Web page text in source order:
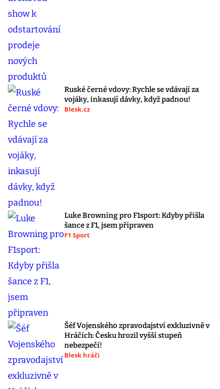
Ruské černé vdovy: Rychle se vdávají za
vojáky, inkasují dávky, když padnou!
Blesk.cz
Luke Browning pro F1sport: Kdyby přišla
šance z F1, jsem připraven
F1 Sport
Šéf Vojenského zpravodajství exkluzivně v
Hráčích: Česku hrozil vyšší stupeň
nebezpečí!
Blesk hráči